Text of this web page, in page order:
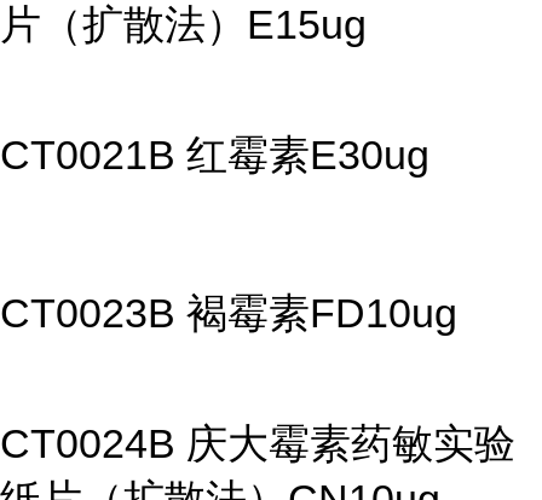
片（扩散法）E15ug
CT0021B 红霉素E30ug
CT0023B 褐霉素FD10ug
CT0024B 庆大霉素药敏实验